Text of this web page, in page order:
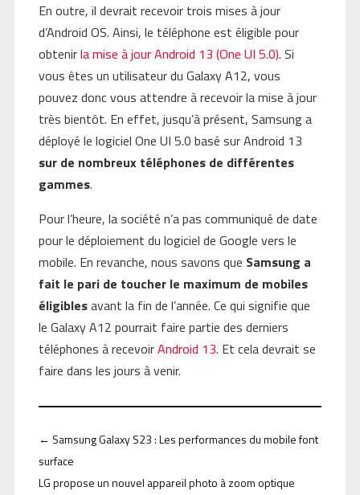
En outre, il devrait recevoir trois mises à jour
d’Android OS. Ainsi, le téléphone est éligible pour
obtenirla mise à jour Android 13 (One UI 5.0). Si
vous êtes un utilisateur du Galaxy A12, vous
pouvez donc vous attendre à recevoir la mise à jour
très bientôt. En effet, jusqu’à présent, Samsung a
déployé le logiciel One UI 5.0 basé sur Android 13
sur de nombreux téléphones de différentes
gammes.
Pour l’heure, la société n’a pas communiqué de date
pour le déploiement du logiciel de Google vers le
mobile. En revanche, nous savons que Samsung a
fait le pari de toucher le maximum de mobiles
éligiblesavant la fin de l’année. Ce qui signifie que
le Galaxy A12 pourrait faire partie des derniers
téléphones à recevoirAndroid 13. Et cela devrait se
faire dans les jours à venir.
← Samsung Galaxy S23 : Les performances du mobile font
surface
LG propose un nouvel appareil photo à zoom optique